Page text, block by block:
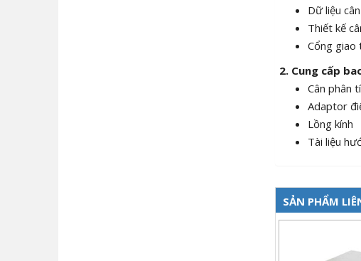
Dữ liệu
Thiết kế
Cổng giao
2. Cung cấp
Cân phân
Adaptor
Lồng kính
Tài liệu
SẢN PHẨM